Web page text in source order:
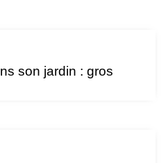
son jardin : gros